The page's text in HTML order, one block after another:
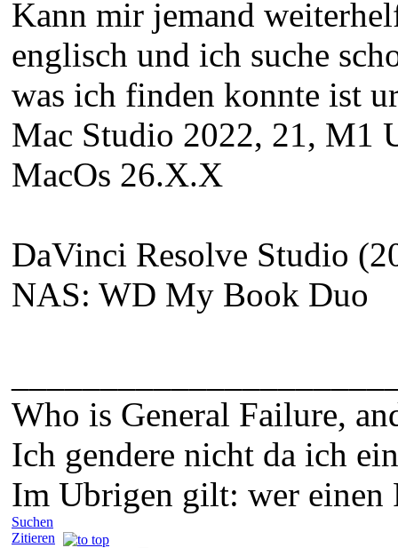
Kann mir jemand
englisch und ich suche
was ich finden konnte ist
Mac Studio 2022, 21, M1
MacOs 26.X.X
DaVinci Resolve Studio
NAS: WD My Book Duo
Who is General Failure,
Ich gendere nicht da ich
Im Ubrigen gilt: wer
Suchen
Zitieren